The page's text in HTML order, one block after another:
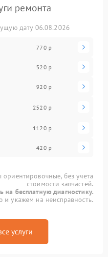
ремонта
дату 06.08.2026
770 р
520 р
920 р
2520 р
1120 р
420 р
без учета
стоимости запчастей.
на бесплатную диагностику.
укажем на неисправность.
услуги